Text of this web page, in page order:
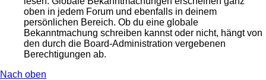
oben in jedem Forum und ebenfalls in deinem
persönlichen Bereich. Ob du eine globale
Bekanntmachung schreiben kannst oder nicht, hängt von
den durch die Board-Administration vergebenen
Berechtigungen ab.
Nach oben